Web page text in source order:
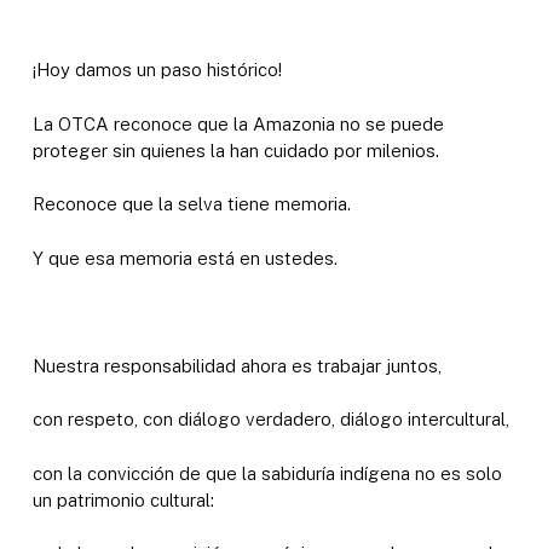
¡Hoy damos un paso histórico!
La OTCA reconoce que la Amazonia no se puede
proteger sin quienes la han cuidado por milenios.
Reconoce que la selva tiene memoria.
Y que esa memoria está en ustedes.
Nuestra responsabilidad ahora es trabajar juntos,
con respeto, con diálogo verdadero, diálogo intercultural,
con la convicción de que la sabiduría indígena no es solo
un patrimonio cultural: